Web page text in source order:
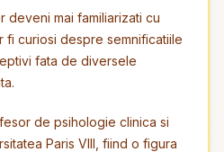
deveni mai familiarizati cu
fi curiosi despre semnificatiile
fata de diversele
de psihologie clinica si
Paris VIII, fiind o figura